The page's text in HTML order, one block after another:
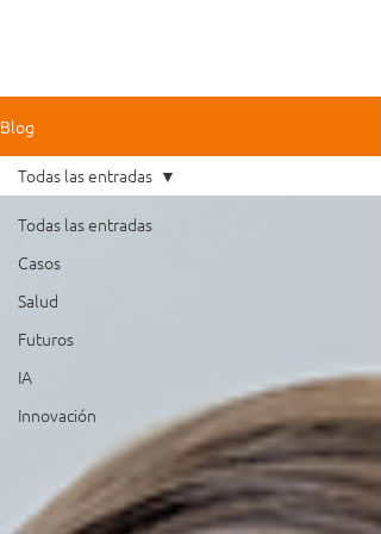
Blog
Todas las entradas
Casos
Salud
Futuros
IA
Innovación
Todas las entradas